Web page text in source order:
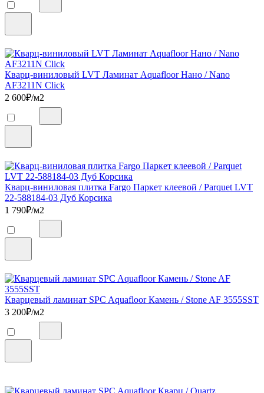
Кварц-виниловый LVT Ламинат Aquafloor Нано / Nano
AF3211N Click
2 600₽/м2
Кварц-виниловая плитка Fargo Паркет клеевой / Parquet LVT
22-588184-03 Дуб Корсика
1 790₽/м2
Кварцевый ламинат SPC Aquafloor Камень / Stone AF 3555SST
3 200₽/м2